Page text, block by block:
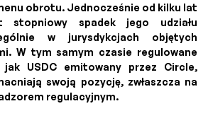
obrotu. Jednocześnie od kilku lat
stopniowy spadek jego udziału
w jurysdykcjach objętych
W tym samym czasie regulowane
USDC emitowany przez Circle,
swoją pozycję, zwłaszcza na
regulacyjnym.